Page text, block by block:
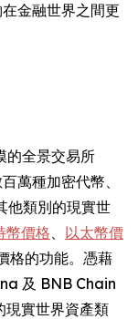
金融世界之間更
的全景交易所
萬種加密代幣、
他類別的現實世
幣價格、 以太幣價
格的功能。憑藉
及 BNB Chain
現實世界資產類